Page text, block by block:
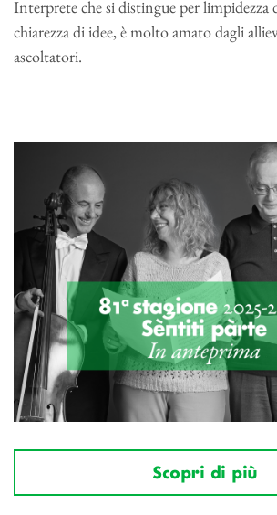
Interprete che si distingue per limpidezza
chiarezza di idee, è molto amato dagli
ascoltatori.
Scopri di più